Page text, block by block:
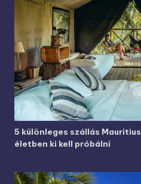
5 különleges szállás
életben ki kell próbálni